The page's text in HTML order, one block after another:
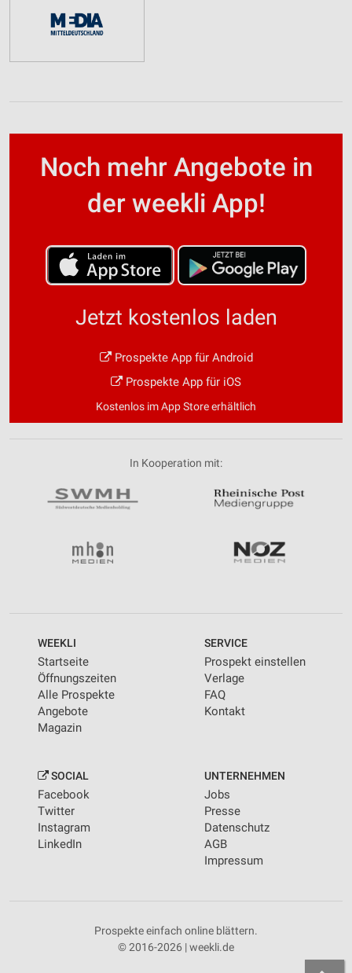
Noch mehr Angebote in
der weekli App!
Jetzt kostenlos laden
Prospekte App für Android
Prospekte App für iOS
Kostenlos im App Store erhältlich
In Kooperation mit:
WEEKLI
Startseite
Öffnungszeiten
Alle Prospekte
Angebote
Magazin
SERVICE
Prospekt einstellen
Verlage
FAQ
Kontakt
SOCIAL
Facebook
Twitter
Instagram
LinkedIn
UNTERNEHMEN
Jobs
Presse
Datenschutz
AGB
Impressum
Prospekte einfach online blättern.
© 2016-2026 | weekli.de